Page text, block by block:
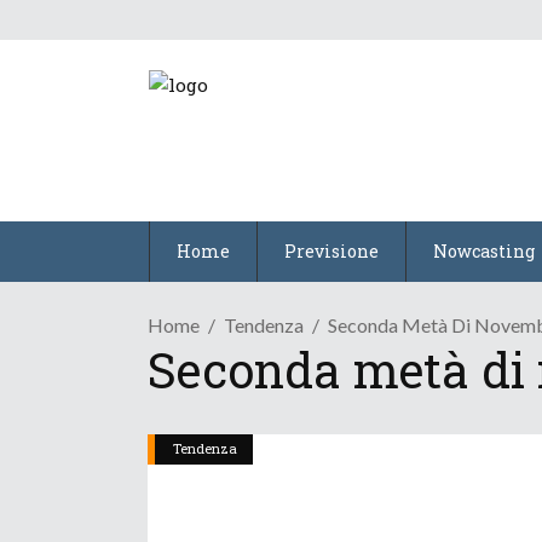
Home Previsione Nowcasting
Home Tendenza Seconda Metà Di
Seconda metà
Tendenza